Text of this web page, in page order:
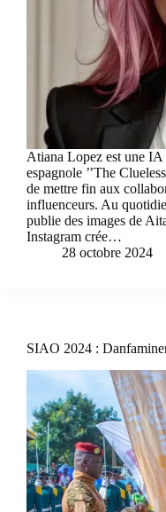
Atiana Lopez est une IA
espagnole ’’The
de mettre fin aux
influenceurs. Au
publie des images de
Instagram crée…
28 octobre 2024
SIAO 2024 :